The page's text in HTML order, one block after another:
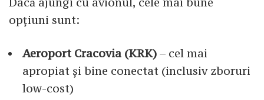
opțiuni sunt:
Aeroport Cracovia (KRK) – cel mai
apropiat și bine conectat (inclusiv zboruri
low-cost)